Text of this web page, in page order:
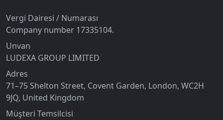
Vergi Dairesi / Numarası
Company number 17335104.
Unvan
LUDEXA GROUP LIMITED
Adres
71–75 Shelton Street, Covent Garden, London, WC2H
9JQ, United Kingdom
Müşteri Temsilcisi